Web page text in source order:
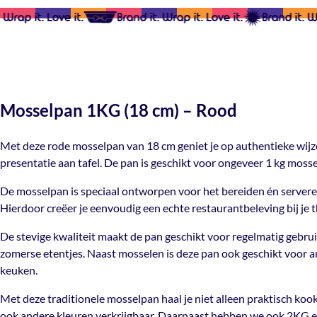
it. Love it. Brand it. Wrap it. Love it. Brand it.
Mosselpan 1KG (18 cm) – Rood
Met deze rode mosselpan van 18 cm geniet je op authentieke
presentatie aan tafel. De pan is geschikt voor ongeveer 1 kg
De mosselpan is speciaal ontworpen voor het bereiden én
Hierdoor creëer je eenvoudig een echte restaurantbeleving bij je
De stevige kwaliteit maakt de pan geschikt voor regelmatig
zomerse etentjes. Naast mosselen is deze pan ook geschikt
keuken.
Met deze traditionele mosselpan haal je niet alleen praktisch